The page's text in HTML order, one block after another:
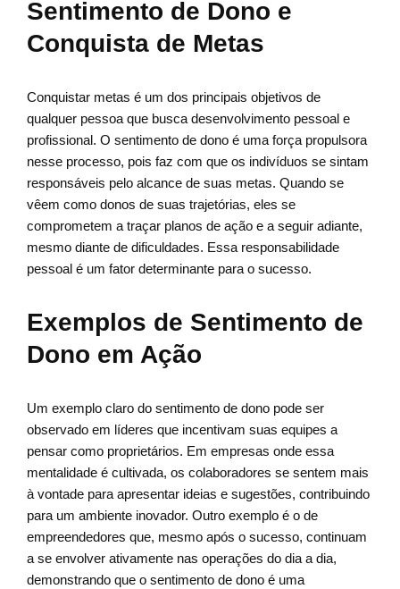
Sentimento de Dono e
Conquista de Metas
Conquistar metas é um dos principais objetivos de
qualquer pessoa que busca desenvolvimento pessoal e
profissional. O sentimento de dono é uma força propulsora
nesse processo, pois faz com que os indivíduos se sintam
responsáveis pelo alcance de suas metas. Quando se
vêem como donos de suas trajetórias, eles se
comprometem a traçar planos de ação e a seguir adiante,
mesmo diante de dificuldades. Essa responsabilidade
pessoal é um fator determinante para o sucesso.
Exemplos de Sentimento de
Dono em Ação
Um exemplo claro do sentimento de dono pode ser
observado em líderes que incentivam suas equipes a
pensar como proprietários. Em empresas onde essa
mentalidade é cultivada, os colaboradores se sentem mais
à vontade para apresentar ideias e sugestões, contribuindo
para um ambiente inovador. Outro exemplo é o de
empreendedores que, mesmo após o sucesso, continuam
a se envolver ativamente nas operações do dia a dia,
demonstrando que o sentimento de dono é uma